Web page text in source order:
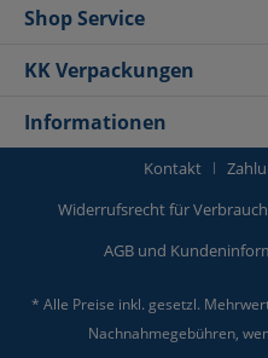
Shop Service
KK Verpackungen
Informationen
Kontakt
Widerrufsrecht für
AGB und
* Alle Preise inkl. gesetzl.
Nachnahmegebühren,